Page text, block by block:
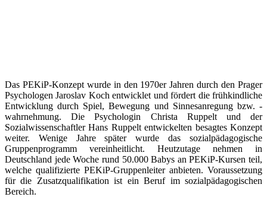
Das PEKiP-Konzept wurde in den 1970er Jahren durch den Prager
Psychologen Jaroslav Koch entwicklet und fördert die frühkindliche
Entwicklung durch Spiel, Bewegung und Sinnesanregung bzw. -
wahrnehmung. Die Psychologin Christa Ruppelt und der
Sozialwissenschaftler Hans Ruppelt entwickelten besagtes Konzept
weiter. Wenige Jahre später wurde das sozialpädagogische
Gruppenprogramm vereinheitlicht. Heutzutage nehmen in
Deutschland jede Woche rund 50.000 Babys an PEKiP-Kursen teil,
welche qualifizierte PEKiP-Gruppenleiter anbieten. Voraussetzung
für die Zusatzqualifikation ist ein Beruf im sozialpädagogischen
Bereich.